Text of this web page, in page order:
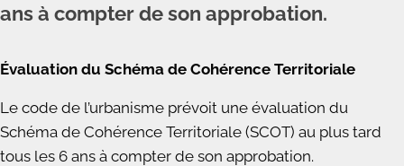
ans à compter de son approbation.
Évaluation du Schéma de Cohérence Territoriale
Le code de l’urbanisme prévoit une évaluation du
Schéma de Cohérence Territoriale (SCOT) au plus tard
tous les 6 ans à compter de son approbation.